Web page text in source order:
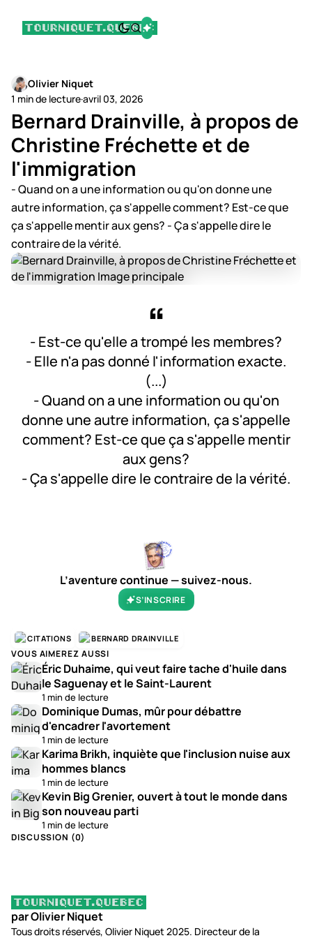
Olivier Niquet
1 min de lecture·avril 03, 2026
Bernard Drainville, à propos de
Christine Fréchette et de
l'immigration
- Quand on a une information ou qu'on donne une
autre information, ça s'appelle comment? Est-ce que
ça s'appelle mentir aux gens? - Ça s'appelle dire le
contraire de la vérité.
- Est-ce qu'elle a trompé les membres?
- Elle n'a pas donné l'information exacte.
(...)
- Quand on a une information ou qu'on
donne une autre information, ça s'appelle
comment? Est-ce que ça s'appelle mentir
aux gens?
- Ça s'appelle dire le contraire de la vérité.
L’aventure continue — suivez-nous.
S’INSCRIRE
CITATIONS BERNARD DRAINVILLE
VOUS AIMEREZ AUSSI
Éric Duhaime, qui veut faire tache d'huile dans
le Saguenay et le Saint-Laurent
1 min de lecture
Dominique Dumas, mûr pour débattre
d'encadrer l'avortement
1 min de lecture
Karima Brikh, inquiète que l'inclusion nuise aux
hommes blancs
1 min de lecture
Kevin Big Grenier, ouvert à tout le monde dans
son nouveau parti
1 min de lecture
DISCUSSION (0)
par Olivier Niquet
Tous droits réservés, Olivier Niquet 2025. Directeur de la